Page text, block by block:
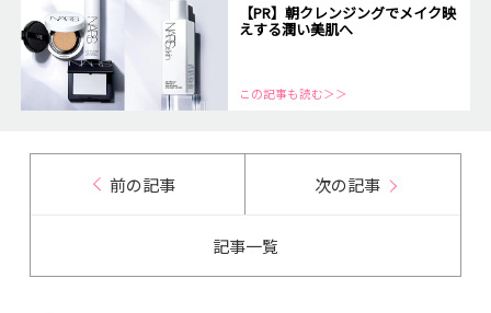
【PR】朝クレンジングでメイク映
えする潤い美肌へ
この記事も読む＞＞
前の記事 次の記事
記事一覧